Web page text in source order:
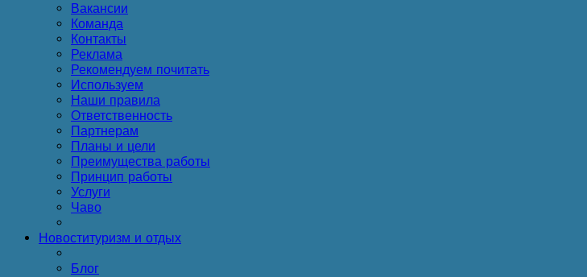
Вакансии
Команда
Контакты
Реклама
Рекомендуем почитать
Используем
Наши правила
Ответственность
Партнерам
Планы и цели
Преимущества работы
Принцип работы
Услуги
Чаво
Новоституризм и отдых
Блог